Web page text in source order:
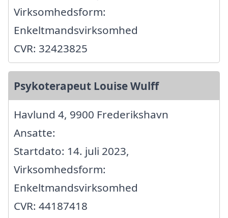
Virksomhedsform:
Enkeltmandsvirksomhed
CVR: 32423825
Psykoterapeut Louise Wulff
Havlund 4, 9900 Frederikshavn
Ansatte:
Startdato: 14. juli 2023,
Virksomhedsform:
Enkeltmandsvirksomhed
CVR: 44187418